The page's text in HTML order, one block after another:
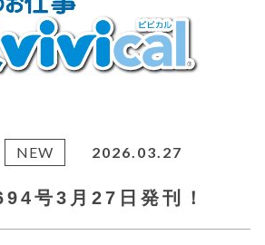
NEW 2026.03.27
号3月27日発刊！